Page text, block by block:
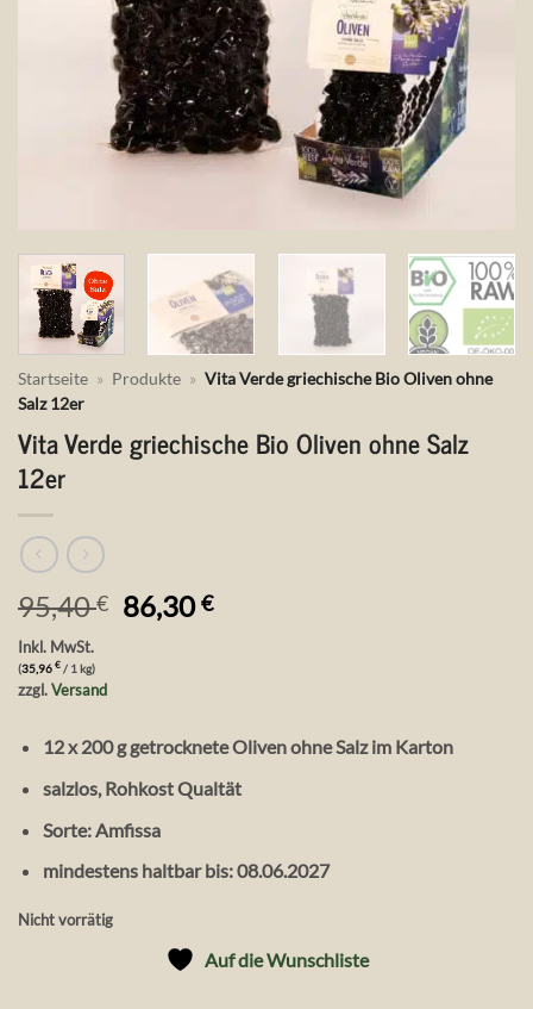
Startseite » Produkte » Vita Verde griechische Bio Oliven ohne
Salz 12er
Vita Verde griechische Bio Oliven ohne Salz
12er
95,40€ Ursprünglicher
Preis
86,30€Aktueller
Inkl. MwSt.
(35,96 € / 1 kg)
zzgl.Versand
12 x 200 g getrocknete Oliven ohne Salz im Karton
salzlos, Rohkost Qualtät
Sorte: Amfissa
mindestens haltbar bis: 08.06.2027
Nicht vorrätig
Auf die Wunschliste